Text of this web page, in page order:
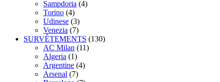
Sampdoria (4)
Torino (4)
Udinese (3)
Venezia (7)
SURVÊTEMENTS (130)
AC Milan (11)
Algeria (1)
Argentine (4)
Arsenal (7)